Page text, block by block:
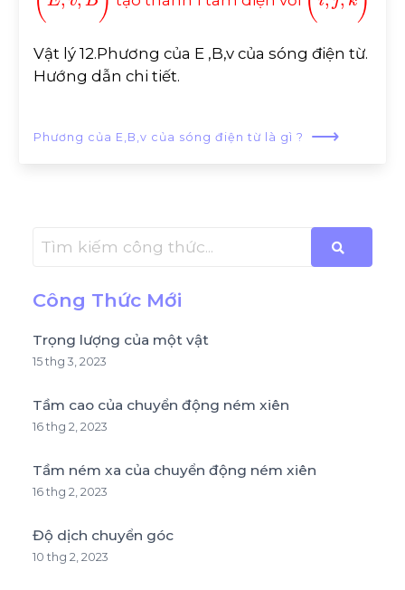
Vật lý 12.Phương của E ,B,v của sóng điện từ.
Hướng dẫn chi tiết.
Phương của E,B,v của sóng điện từ là gì ? ⟶
Công Thức Mới
Trọng lượng của một vật
15 thg 3, 2023
Tầm cao của chuyển động ném xiên
16 thg 2, 2023
Tầm ném xa của chuyển động ném xiên
16 thg 2, 2023
Độ dịch chuyển góc
10 thg 2, 2023